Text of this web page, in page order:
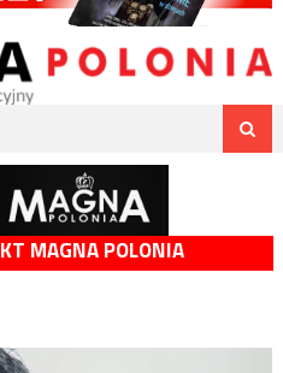
MAGNA POLONIA